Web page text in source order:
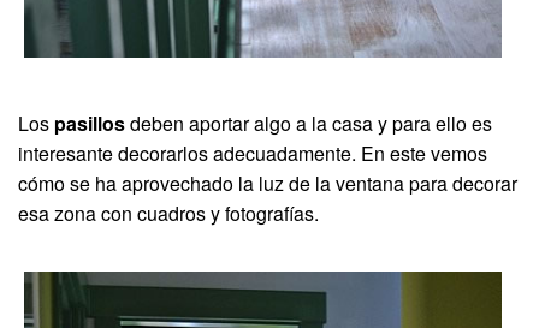
Los pasillosdeben aportar algo a la casa y para ello es
interesante decorarlos adecuadamente. En este vemos
cómo se ha aprovechado la luz de la ventana para decorar
esa zona con cuadros y fotografías.